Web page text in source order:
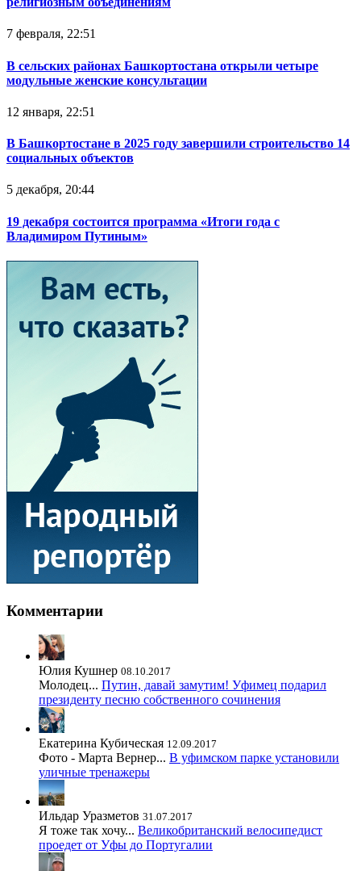
7 февраля, 22:51
В сельских районах Башкортостана открыли четыре
модульные женские консультации
12 января, 22:51
В Башкортостане в 2025 году завершили строительство 14
социальных объектов
5 декабря, 20:44
19 декабря состоится программа «Итоги года с
Владимиром Путиным»
Комментарии
Юлия Кушнер 08.10.2017
Молодец... Путин, давай замутим! Уфимец подарил
президенту песню собственного сочинения
Екатерина Кубическая 12.09.2017
Фото - Марта Вернер... В уфимском парке установили
уличные тренажеры
Ильдар Уразметов 31.07.2017
Я тоже так хочу... Великобританский велосипедист
проедет от Уфы до Португалии